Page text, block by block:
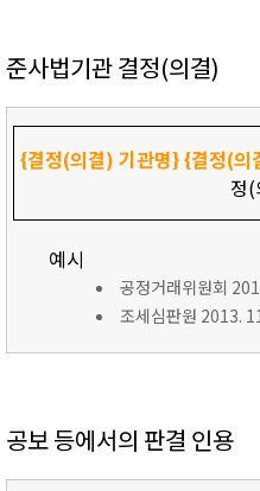
준사법기관 결정(의결)
{결정(의결) 기관명}{결정(의
정
예시
공정거래위원회
조세심판원 2013.
공보 등에서의 판결 인용